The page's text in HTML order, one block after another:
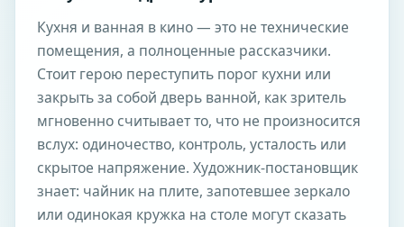
Кухня и ванная в кино — это не технические
помещения, а полноценные рассказчики.
Стоит герою переступить порог кухни или
закрыть за собой дверь ванной, как зритель
мгновенно считывает то, что не произносится
вслух: одиночество, контроль, усталость или
скрытое напряжение. Художник-постановщик
знает: чайник на плите, запотевшее зеркало
или одинокая кружка на столе могут сказать